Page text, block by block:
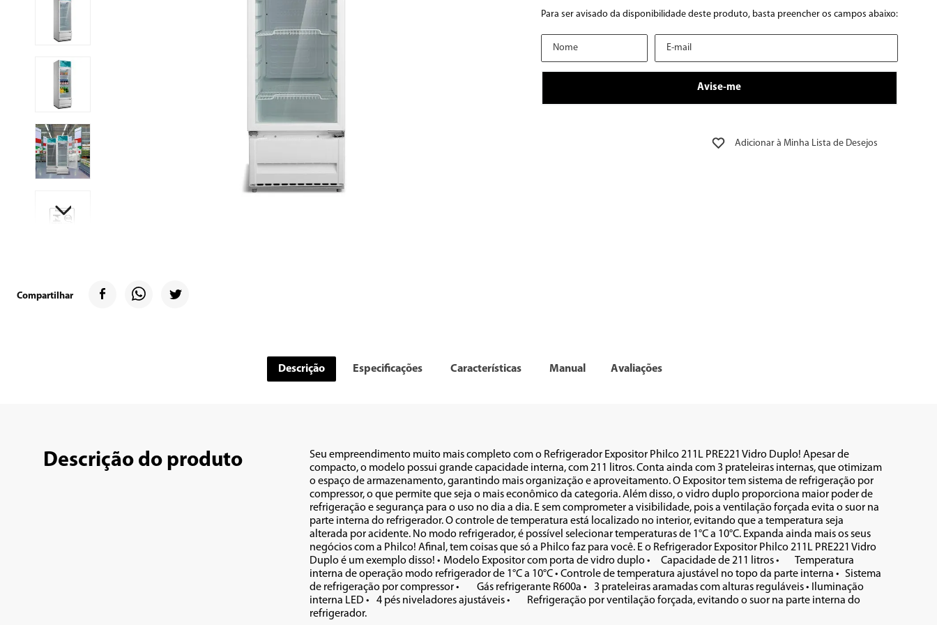
Compartilhar
Descrição Especificações Características Manual Avaliações
Descrição do produto
Seu empreendimento muito mais completo com o Refrigerador Expositor Philco 211L PRE221 Vidro Duplo! Apesar de
compacto, o modelo possui grande capacidade interna, com 211 litros. Conta ainda com 3 prateleiras internas, que otimizam
o espaço de armazenamento, garantindo mais organização e aproveitamento. O Expositor tem sistema de refrigeração por
compressor, o que permite que seja o mais econômico da categoria. Além disso, o vidro duplo proporciona maior poder de
refrigeração e segurança para o uso no dia a dia. E sem comprometer a visibilidade, pois a ventilação forçada evita o suor na
parte interna do refrigerador. O controle de temperatura está localizado no interior, evitando que a temperatura seja
alterada por acidente. No modo refrigerador, é possível selecionar temperaturas de 1°C a 10°C. Expanda ainda mais os seus
negócios com a Philco! Afinal, tem coisas que só a Philco faz para você. E o Refrigerador Expositor Philco 211L PRE221 Vidro
Duplo é um exemplo disso! •	Modelo Expositor com porta de vidro duplo •	Capacidade de 211 litros •	Temperatura
interna de operação modo refrigerador de 1°C a 10°C •	Controle de temperatura ajustável no topo da parte interna •	Sistema
de refrigeração por compressor •	Gás refrigerante R600a •	3 prateleiras aramadas com alturas reguláveis •	Iluminação
interna LED •	4 pés niveladores ajustáveis •	Refrigeração por ventilação forçada, evitando o suor na parte interna do
refrigerador.
microondas